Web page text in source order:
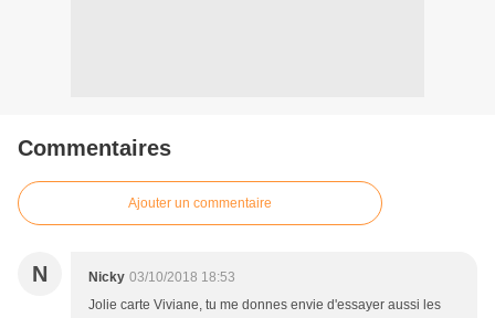
Commentaires
Ajouter un commentaire
N Nicky 03/10/2018 18:53
Jolie carte Viviane, tu me donnes envie d'essayer aussi les